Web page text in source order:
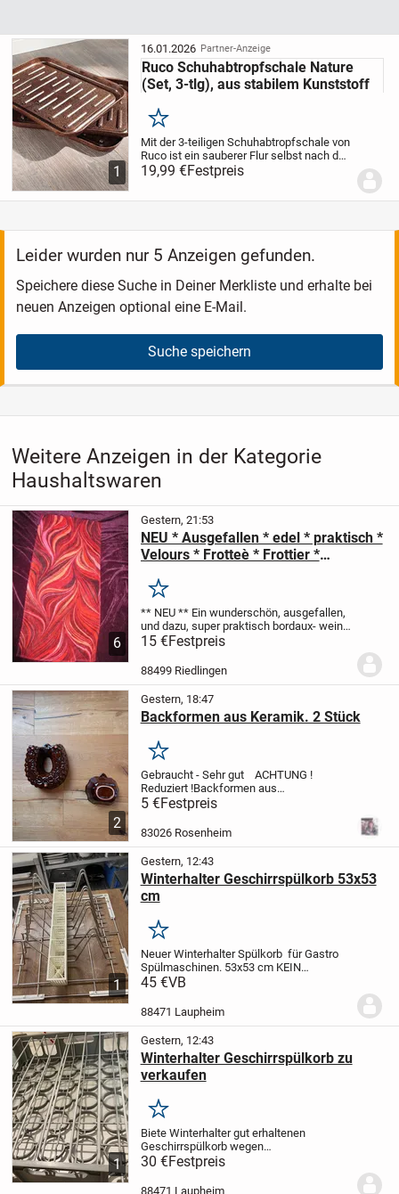
1
16.01.2026 Partner-Anzeige
Ruco Schuhabtropfschale Nature
(Set, 3-tlg), aus stabilem Kunststoff
Merken
Mit der 3-teiligen Schuhabtropfschale von
Ruco ist ein sauberer Flur selbst nach den
schlimmsten Regentagen gesichert. Sie
sind stabil und leicht zu reinigen.
19,99 €Festpreis
Leider wurden nur 5 Anzeigen gefunden.
Speichere diese Suche in Deiner Merkliste und erhalte bei
neuen Anzeigen optional eine E-Mail.
Suche speichern
Weitere Anzeigen in der Kategorie
Haushaltswaren
6
Gestern, 21:53
NEU * Ausgefallen * edel * praktisch *
Velours * Frotteè * Frottier *
Original * Feuerzauber-Serie *
Limitierte Edition * LtdE * bordaux-
wein- rot * pink *
Merken
** NEU ** Ein wunderschön, ausgefallen,
und dazu, super praktisch bordaux- wein-
rot * pink im extravagant, ausgefallenen,
mit schöner Struktur
Velours * Frotteè *...
15 €Festpreis
88499 Riedlingen
2
Gestern, 18:47
Backformen aus Keramik. 2 Stück
Merken
Gebraucht - Sehr gut ACHTUNG !
Reduziert !Backformen aus
KeramikAnzahl: 2 Stück
geeignet, mit
Aufhängevorrichtung
in Höhe von...
5 €Festpreis
83026 Rosenheim
1
Gestern, 12:43
Winterhalter Geschirrspülkorb 53x53
cm
Merken
Neuer Winterhalter Spülkorb für Gastro
Spülmaschinen. 53x53 cm KEIN
RÜCKNAHME!! Ideal für Großgeschirr!
45 €VB
88471 Laupheim
1
Gestern, 12:43
Winterhalter Geschirrspülkorb zu
verkaufen
Merken
Biete Winterhalter gut erhaltenen
Geschirrspülkorb wegen
Maschinenwechsel an.
Keine Rücknahme!
30 €Festpreis
88471 Laupheim